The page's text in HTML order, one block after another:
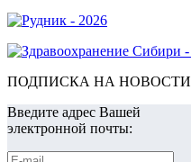
ПОДПИСКА НА НОВОСТИ
Введите адрес Вашей
электронной почты: